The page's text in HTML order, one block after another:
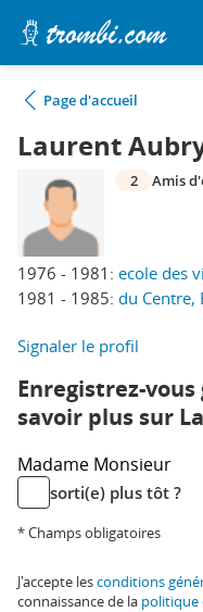
Page d'accueil
Laurent
1976 - 1981: ecole des
1981 - 1985: du Centre,
2 Amis
Signaler le profil
Enregistrez-
savoir plus sur
Madame Monsieur
sorti(e) plus tôt ?
* Champs obligatoires
J'accepte lesconditions
connaissance de la politique